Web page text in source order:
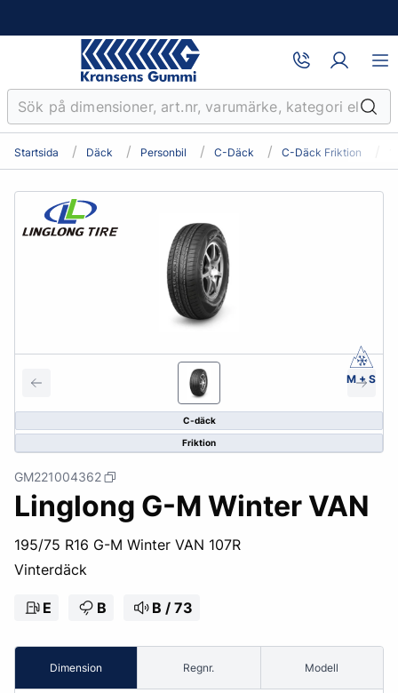
Startsida Däck Personbil C-Däck C-Däck Friktion
C-däck
Friktion
M + S
GM221004362
Linglong G-M Winter VAN
195/75 R16 G-M Winter VAN 107R
Vinterdäck
E B B / 73
Dimension Regnr. Modell